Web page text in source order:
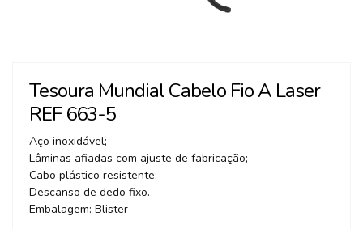
Tesoura Mundial Cabelo Fio A Laser
REF 663-5
Aço inoxidável;
Lâminas afiadas com ajuste de fabricação;
Cabo plástico resistente;
Descanso de dedo fixo.
Embalagem: Blister